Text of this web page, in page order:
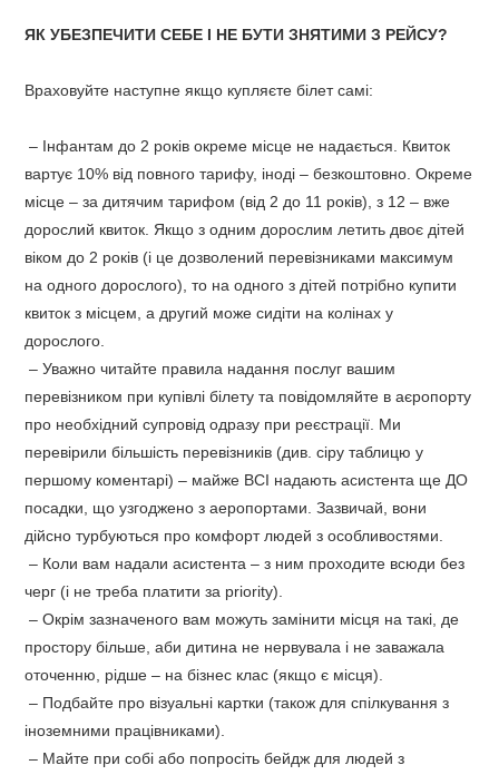
ЯК УБЕЗПЕЧИТИ СЕБЕ І НЕ БУТИ ЗНЯТИМИ З РЕЙСУ?
Враховуйте наступне якщо купляєте білет самі:
– Інфантам до 2 років окреме місце не надається. Квиток
вартує 10% від повного тарифу, іноді – безкоштовно. Окреме
місце – за дитячим тарифом (від 2 до 11 років), з 12 – вже
дорослий квиток. Якщо з одним дорослим летить двоє дітей
віком до 2 років (і це дозволений перевізниками максимум
на одного дорослого), то на одного з дітей потрібно купити
квиток з місцем, а другий може сидіти на колінах у
дорослого.
– Уважно читайте правила надання послуг вашим
перевізником при купівлі білету та повідомляйте в аєропорту
про необхідний супровід одразу при реєстрації. Ми
перевірили більшість перевізників (див. сіру таблицю у
першому коментарі) – майже ВСІ надають асистента ще ДО
посадки, що узгоджено з аеропортами. Зазвичай, вони
дійсно турбуються про комфорт людей з особливостями.
– Коли вам надали асистента – з ним проходите всюди без
черг (і не треба платити за priority).
–Окрім зазначеного вам можуть замінити місця на такі, де
простору більше, аби дитина не нервувала і не заважала
оточенню, рідше – на бізнес клас (якщо є місця).
– Подбайте про візуальні картки (також для спілкування з
іноземними працівниками).
– Майте при собі або попросіть бейдж для людей з